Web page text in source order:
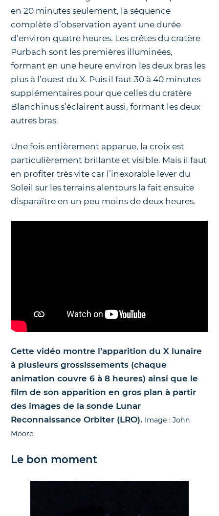
en 20 minutes seulement, la séquence
complète d’observation ayant une durée
d’environ quatre heures. Les crêtes du cratère
Purbach sont les premières illuminées,
formant en une heure environ les deux bras les
plus à l’ouest du X. Puis il faut 30 à 40 minutes
supplémentaires pour que celles du cratère
Blanchinus s’éclairent aussi, formant les deux
autres bras.
Une fois entièrement apparue, la croix est
particulièrement brillante et visible. Mais il faut
en profiter très vite car l’inexorable lever du
Soleil sur les terrains alentours la fait ensuite
disparaître en un peu moins de deux heures.
Cette vidéo montre l’apparition du X lunaire
à plusieurs grossissements (chaque
animation couvre 6 à 8 heures) ainsi que le
film de son apparition en gros plan à partir
des images de la sonde Lunar
Reconnaissance Orbiter (LRO). Image : John
Moore
Le bon moment